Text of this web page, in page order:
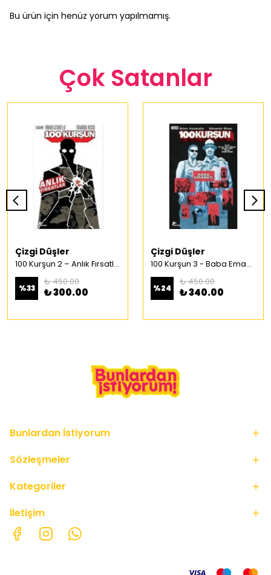
Bu ürün için henüz yorum yapılmamış.
Çok Satanlar
Çizgi Düşler
100 Kurşun 2 – Anlık Fırsatlar Türkçe Çizgi Roman
%33
₺ 450.00
₺ 300.00
Çizgi Düşler
100 Kurşun 3 - Baba Emaneti Türkçe Çizgi Roman
%24
₺ 450.00
₺ 340.00
Bunlardan İstiyorum
Sözleşmeler
Kategoriler
İletişim